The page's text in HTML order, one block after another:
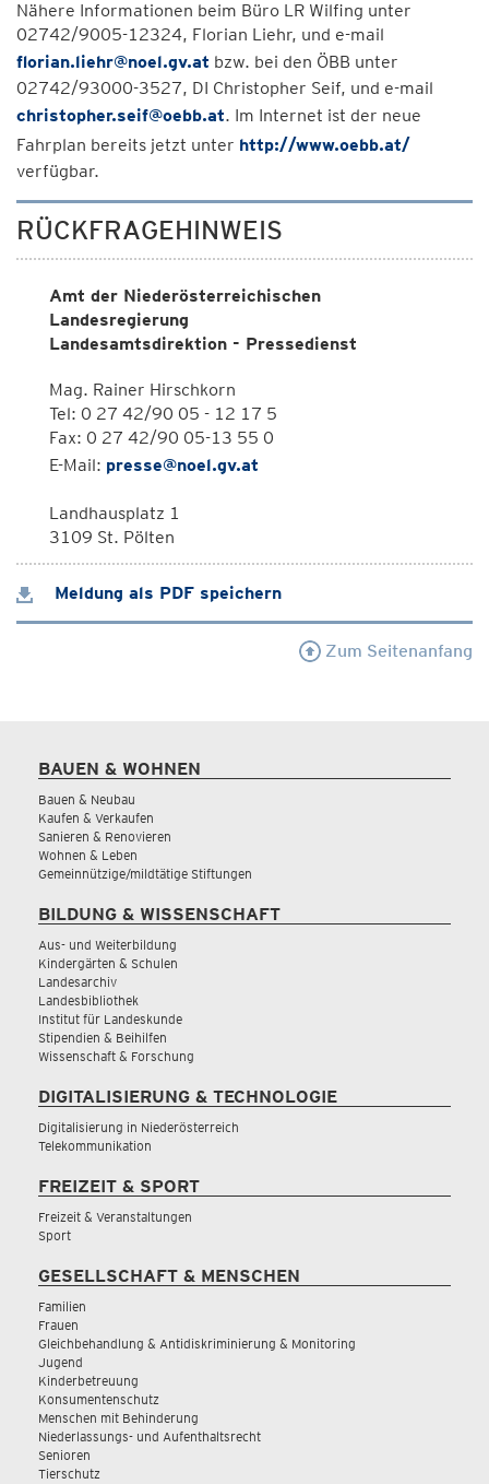
Nähere Informationen beim Büro LR Wilfing unter
02742/9005-12324, Florian Liehr, und e-mail
florian.liehr@noel.gv.at bzw. bei den ÖBB unter
02742/93000-3527, DI Christopher Seif, und e-mail
christopher.seif@oebb.at. Im Internet ist der neue
Fahrplan bereits jetzt unter http://www.oebb.at/
verfügbar.
RÜCKFRAGEHINWEIS
Amt der Niederösterreichischen
Landesregierung
Landesamtsdirektion - Pressedienst
Mag. Rainer Hirschkorn
Tel: 0 27 42/90 05 - 12 17 5
Fax: 0 27 42/90 05-13 55 0
E-Mail: presse@noel.gv.at
Landhausplatz 1
3109 St. Pölten
Meldung als PDF speichern
Zum Seitenanfang
BAUEN & WOHNEN
Bauen & Neubau
Kaufen & Verkaufen
Sanieren & Renovieren
Wohnen & Leben
Gemeinnützige/mildtätige Stiftungen
BILDUNG & WISSENSCHAFT
Aus- und Weiterbildung
Kindergärten & Schulen
Landesarchiv
Landesbibliothek
Institut für Landeskunde
Stipendien & Beihilfen
Wissenschaft & Forschung
DIGITALISIERUNG & TECHNOLOGIE
Digitalisierung in Niederösterreich
Telekommunikation
FREIZEIT & SPORT
Freizeit & Veranstaltungen
Sport
GESELLSCHAFT & MENSCHEN
Familien
Frauen
Gleichbehandlung & Antidiskriminierung & Monitoring
Jugend
Kinderbetreuung
Konsumentenschutz
Menschen mit Behinderung
Niederlassungs- und Aufenthaltsrecht
Senioren
Tierschutz